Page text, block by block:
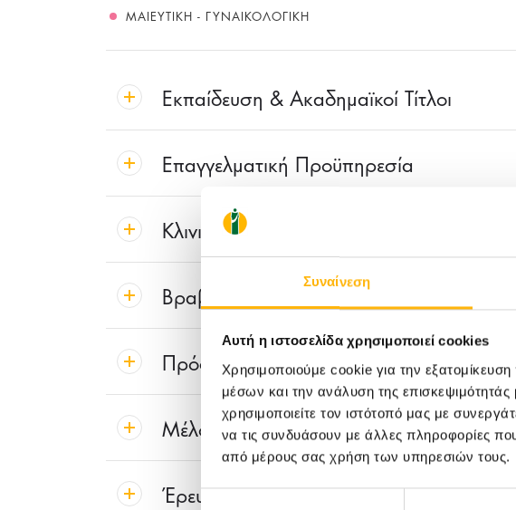
Συναίνεση
Αυτή η ιστοσελίδα χρησιμοποιεί cookies
Χρησιμοποιούμε cookie για την
μέσων και την ανάλυση της
χρησιμοποιείτε τον ιστότοπό μας με
να τις συνδυάσουν με άλλες πληροφορίες
από μέρους σας χρήση των υπηρεσιών τους.
Επιλογή
ΜΑΙΕΥΤΙΚΉ - ΓΥΝΑΙΚΟΛΟΓΙΚΉ
Εκπαίδευση & Ακαδημαϊκοί Τίτλοι
Επαγγελματική Προϋπηρεσία
Κλινικό Ενδιαφέρον
Βραβεία & Διακρίσεις
Πρόσφατες Δημοσιεύσεις
Μέλος Εταιριών, Συντακτικής
Έρευνα